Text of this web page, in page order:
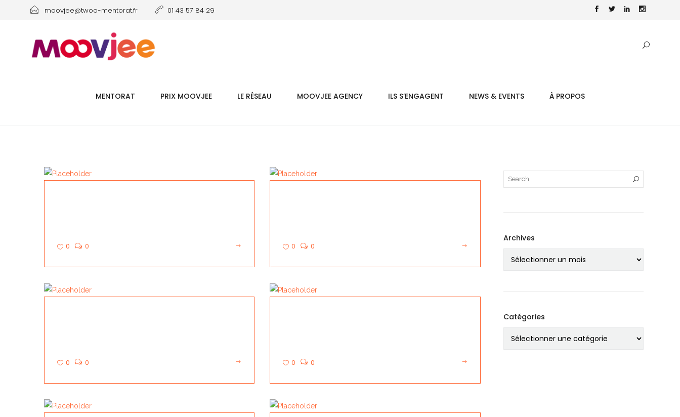
moovjee@twoo-mentorat.fr 01 43 57 84 29
MENTORAT PRIX MOOVJEE LE RÉSEAU MOOVJEE AGENCY ILS S’ENGAGENT NEWS & EVENTS À PROPOS
0 0 0 0
0 0 0 0
Archives
Catégories